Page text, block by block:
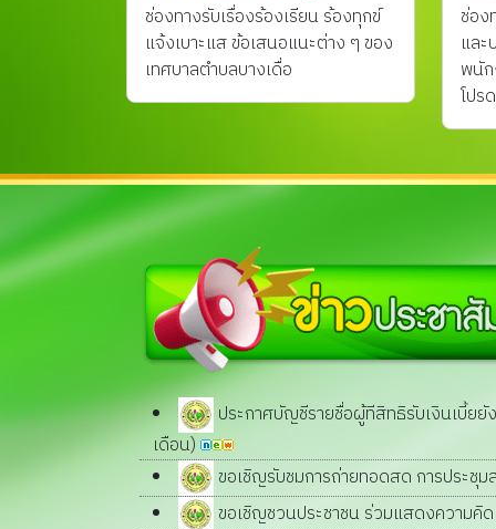
ช่องทางรับเรื่องร้องเรียน ร้องทุกข์
แจ้งเบาะแส ข้อเสนอแนะต่าง ๆ ของ
เทศบาลตำบลบางเดื่อ
ช่อง
แล
พนั
โปร
ประกาศบัญชีรายชื่อผู้ทีสิทธิรับเงินเบี้ย
เดือน)
ขอเชิญรับชมการถ่ายทอดสด การประ
ขอเชิญชวนประชาชน ร่วมแสดงความคิ